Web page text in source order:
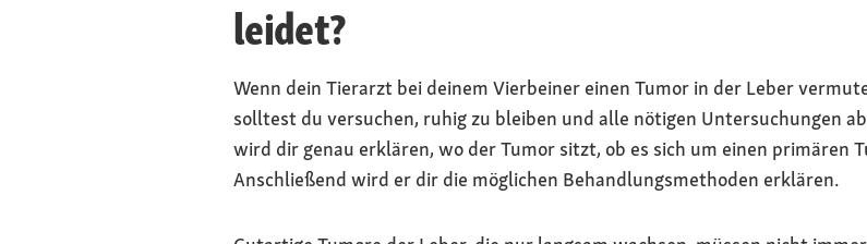
leidet?
Wenn dein Tierarzt bei deinem Vierbeiner einen Tumor in der Leber
solltest du versuchen, ruhig zu bleiben und alle nötigen Untersuchungen
wird dir genau erklären, wo der Tumor sitzt, ob es sich um einen primären
Anschließend wird er dir die möglichen Behandlungsmethoden erklären.